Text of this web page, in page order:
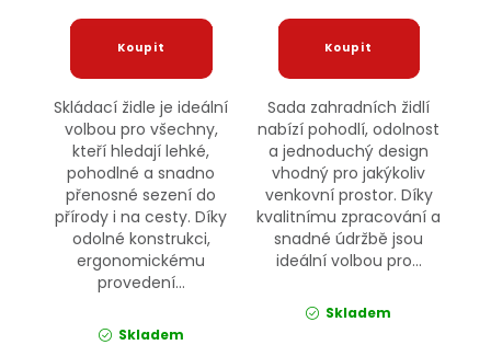
Skládací židle je ideální
volbou pro všechny,
kteří hledají lehké,
pohodlné a snadno
přenosné sezení do
přírody i na cesty. Díky
odolné konstrukci,
ergonomickému
provedení...
Skladem
Sada zahradních židlí
nabízí pohodlí, odolnost
a jednoduchý design
vhodný pro jakýkoliv
venkovní prostor. Díky
kvalitnímu zpracování a
snadné údržbě jsou
ideální volbou pro...
Skladem